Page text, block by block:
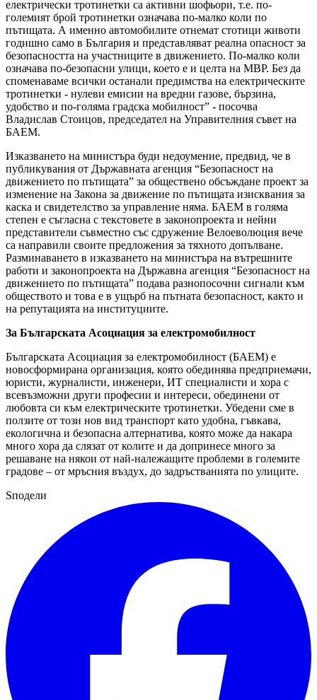
електрически тротинетки са активни шофьори, т.е. по-
големият брой тротинетки означава по-малко коли по
пътищата. А именно автомобилите отнемат стотици животи
годишно само в България и представляват реална опасност за
безопасността на участниците в движението. По-малко коли
означава по-безопасни улици, което е и целта на МВР. Без да
споменаваме всички останали предимства на електрическите
тротинетки - нулеви емисии на вредни газове, бързина,
удобство и по-голяма градска мобилност” - посочва
Владислав Стоицов, председател на Управителния съвет на
БАЕМ.
Изказването на министъра буди недоумение, предвид, че в
публикувания от Държавната агенция “Безопасност на
движението по пътищата” за обществено обсъждане проект за
изменение на Закона за движение по пътищата изисквания за
каска и свидетелство за управление няма. БАЕМ в голяма
степен е съгласна с текстовете в законопроекта и нейни
представители съвместно със сдружение Велоеволюция вече
са направили своите предложения за тяхното допълване.
Разминаването в изказването на министъра на вътрешните
работи и законопроекта на Държавна агенция “Безопасност на
движението по пътищата” подава разнопосочни сигнали към
обществото и това е в ущърб на пътната безопасност, както и
на репутацията на институциите.
За Българската Асоциация за електромобилност
Българската Асоциация за електромобилност (БАЕМ) е
новосформирана организация, която обединява предприемачи,
юристи, журналисти, инженери, ИТ специалисти и хора с
всевъзможни други професии и интереси, обединени от
любовта си към електрическите тротинетки. Убедени сме в
ползите от този нов вид транспорт като удобна, гъвкава,
екологична и безопасна алтернатива, която може да накара
много хора да слязат от колите и да допринесе много за
решаване на някои от най-належащите проблеми в големите
градове – от мръсния въздух, до задръстванията по улиците.
Sподели